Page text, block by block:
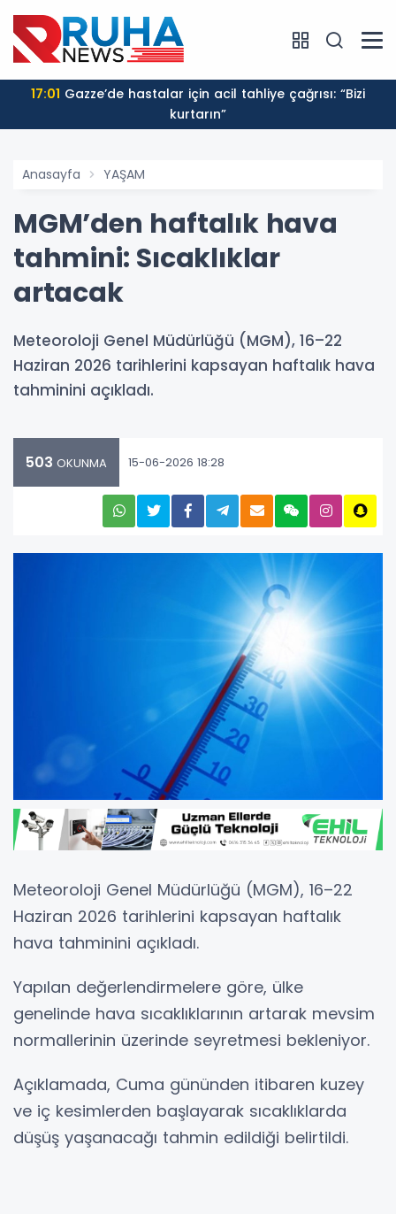
17:01
kurtarın”
Anasayfa YAŞAM
MGM’den haftalık hava
tahmini: Sıcaklıklar
artacak
Meteoroloji Genel Müdürlüğü (MGM), 16–22
Haziran 2026 tarihlerini kapsayan haftalık hava
tahminini açıkladı.
503 OKUNMA 15-06-2026 18:28
Meteoroloji Genel Müdürlüğü (MGM), 16–22
Haziran 2026 tarihlerini kapsayan haftalık
hava tahminini açıkladı.
Yapılan değerlendirmelere göre, ülke
genelinde hava sıcaklıklarının artarak mevsim
normallerinin üzerinde seyretmesi bekleniyor.
Açıklamada, Cuma gününden itibaren kuzey
ve iç kesimlerden başlayarak sıcaklıklarda
düşüş yaşanacağı tahmin edildiği belirtildi.